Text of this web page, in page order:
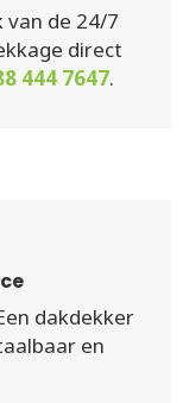
van de 24/7
direct
444 7647.
dakdekker
en